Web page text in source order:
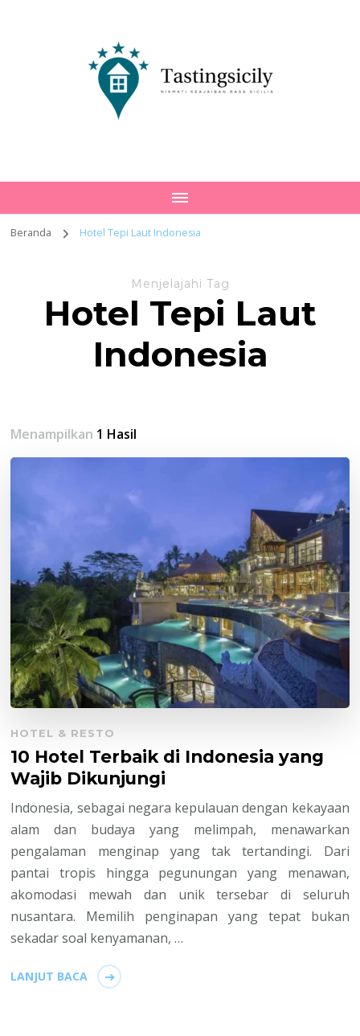
Beranda Hotel Tepi Laut Indonesia
Menjelajahi Tag
Hotel Tepi Laut
Indonesia
Menampilkan 1 Hasil
HOTEL & RESTO
10 Hotel Terbaik di Indonesia yang
Wajib Dikunjungi
Indonesia, sebagai negara kepulauan dengan kekayaan
alam dan budaya yang melimpah, menawarkan
pengalaman menginap yang tak tertandingi. Dari
pantai tropis hingga pegunungan yang menawan,
akomodasi mewah dan unik tersebar di seluruh
nusantara. Memilih penginapan yang tepat bukan
sekadar soal kenyamanan, …
LANJUT BACA